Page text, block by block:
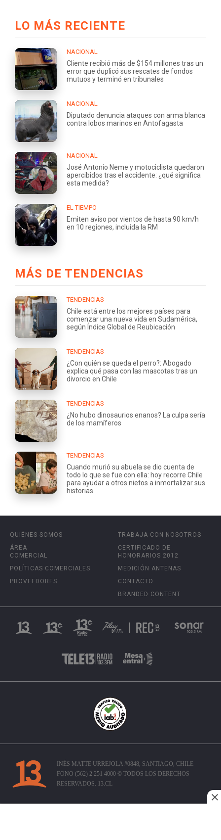
LO MÁS RECIENTE
NACIONAL
Cliente recibió más de $154 millones tras un
error que duplicó sus rescates de fondos
mutuos y terminó en tribunales
NACIONAL
Diputado denuncia ataques con arma blanca
contra lobos marinos en Antofagasta
NACIONAL
José Antonio Neme y motociclista quedaron
apercibidos tras el accidente: ¿qué significa
esta medida?
EL TIEMPO
Emiten aviso por vientos de hasta 90 km/h
en 10 regiones, incluida la RM
MÁS DE TENDENCIAS
TENDENCIAS
Chile está entre los mejores países para
comenzar una nueva vida en Sudamérica,
según Índice Global de Reubicación
TENDENCIAS
¿Con quién se queda el perro?: Abogado
explica qué pasa con las mascotas tras un
divorcio en Chile
TENDENCIAS
¿No hubo dinosaurios enanos? La culpa sería
de los mamíferos
TENDENCIAS
Cuando murió su abuela se dio cuenta de
todo lo que se fue con ella: hoy recorre Chile
para ayudar a otros nietos a inmortalizar sus
historias
QUIÉNES SOMOS
ÁREA
COMERCIAL
POLÍTICAS COMERCIALES
PROVEEDORES
TRABAJA CON NOSOTROS
CERTIFICADO DE
HONORARIOS 2012
MEDICIÓN ANTENAS
CONTACTO
BRANDED CONTENT
INÉS MATTE URREJOLA #0848, SANTIAGO, CHILE
FONO (562) 2 251 4000 © TODOS LOS DERECHOS
RESERVADOS. 13.CL